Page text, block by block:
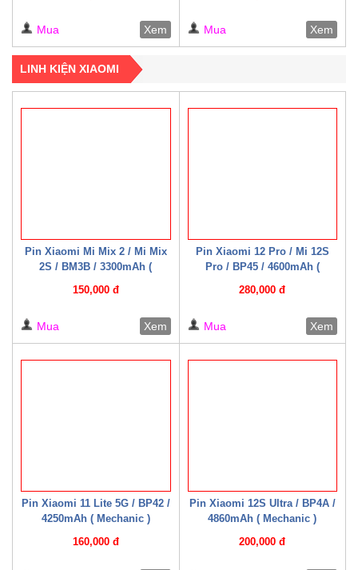
Mua Xem Mua Xem
LINH KIỆN XIAOMI
Pin Xiaomi Mi Mix 2 / Mi Mix
2S / BM3B / 3300mAh (
150,000 đ
Mua Xem
Pin Xiaomi 12 Pro / Mi 12S
Pro / BP45 / 4600mAh (
280,000 đ
Mua Xem
Pin Xiaomi 11 Lite 5G / BP42 /
4250mAh ( Mechanic )
160,000 đ
Pin Xiaomi 12S Ultra / BP4A /
4860mAh ( Mechanic )
200,000 đ